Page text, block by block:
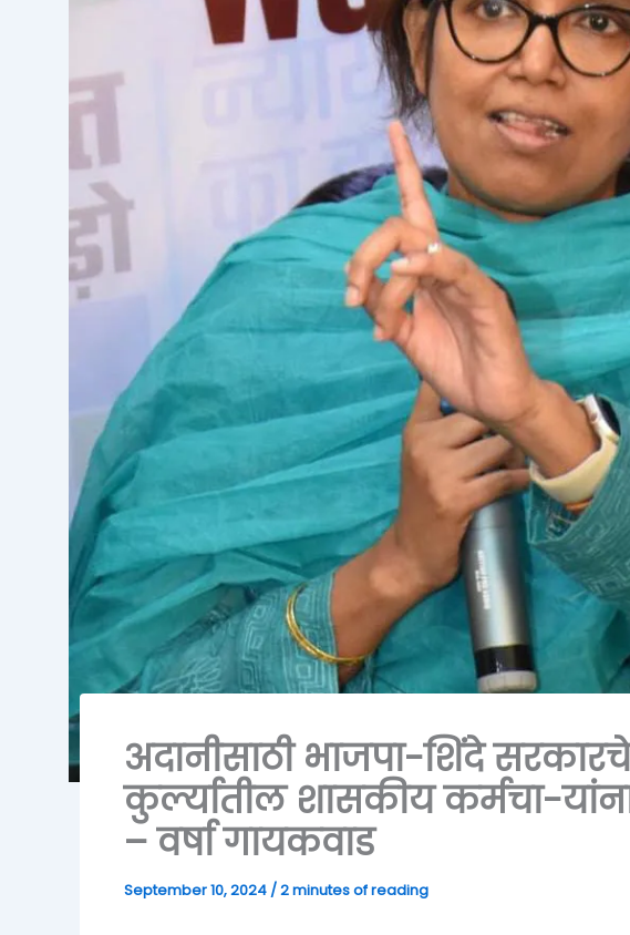
अदानीसाठी भाजपा-शिंदे
कुर्ल्यातील शासकीय कर्मचा-
– वर्षा गायकवाड
September 10, 2024 /2 minutes of reading